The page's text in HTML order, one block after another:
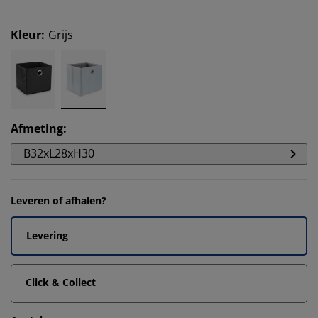
Kleur: Grijs
Afmeting:
B32xL28xH30
Leveren of afhalen?
Levering
Click & Collect